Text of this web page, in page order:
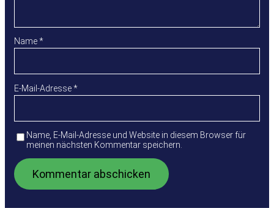
Name*
E-Mail-Adresse*
Name, E-Mail-Adresse und Website in diesem Browser für
meinen nächsten Kommentar speichern.